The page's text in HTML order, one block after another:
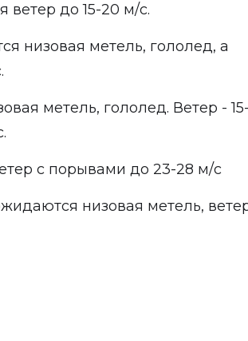
ветер до 15-20 м/с.
низовая метель, гололед, а
метель, гололед. Ветер - 15-
с порывами до 23-28 м/с
низовая метель,